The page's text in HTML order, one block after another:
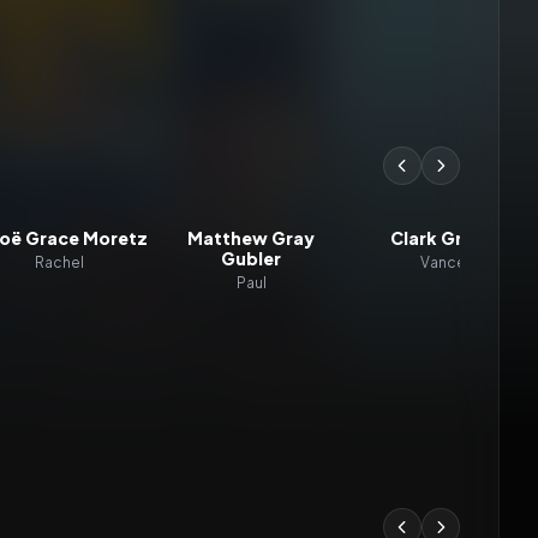
Grace Moretz
Rachel
Matthew Gray
Gubler
Paul
Clark Gregg
Vance